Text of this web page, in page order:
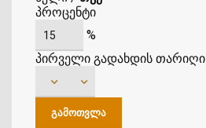
პროცენტი
%
პირველი გადახდის თარიღი